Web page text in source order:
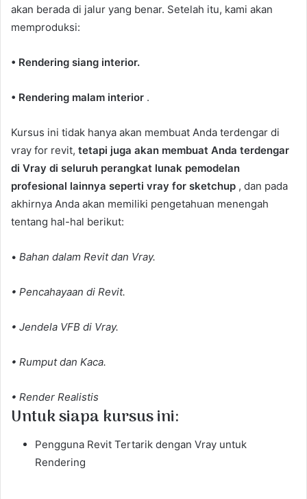
akan berada di jalur yang benar. Setelah itu, kami akan
memproduksi:
• Rendering siang interior.
• Rendering malam interior .
Kursus ini tidak hanya akan membuat Anda terdengar di
vray for revit, tetapi juga akan membuat Anda terdengar
di Vray di seluruh perangkat lunak pemodelan
profesional lainnya seperti vray for sketchup , dan pada
akhirnya Anda akan memiliki pengetahuan menengah
tentang hal-hal berikut:
• Bahan dalam Revit dan Vray.
• Pencahayaan di Revit.
• Jendela VFB di Vray.
• Rumput dan Kaca.
• Render Realistis
Untuk siapa kursus ini:
Pengguna Revit Tertarik dengan Vray untuk
Rendering